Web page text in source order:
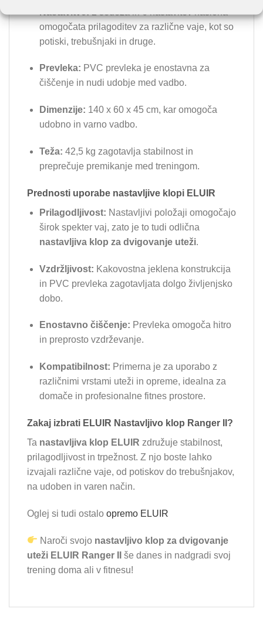
Nastavitve: 2 sedeža in 6 nastavitev naslona
omogočata prilagoditev za različne vaje, kot so
potiski, trebušnjaki in druge.
Prevleka: PVC prevleka je enostavna za
čiščenje in nudi udobje med vadbo.
Dimenzije: 140 x 60 x 45 cm, kar omogoča
udobno in varno vadbo.
Teža: 42,5 kg zagotavlja stabilnost in
preprečuje premikanje med treningom.
Prednosti uporabe nastavljive klopi ELUIR
Prilagodljivost: Nastavljivi položaji omogočajo
širok spekter vaj, zato je to tudi odlična
nastavljiva klop za dvigovanje uteži.
Vzdržljivost: Kakovostna jeklena konstrukcija
in PVC prevleka zagotavljata dolgo življenjsko
dobo.
Enostavno čiščenje: Prevleka omogoča hitro
in preprosto vzdrževanje.
Kompatibilnost: Primerna je za uporabo z
različnimi vrstami uteži in opreme, idealna za
domače in profesionalne fitnes prostore.
Zakaj izbrati ELUIR Nastavljivo klop Ranger II?
Ta nastavljiva klop ELUIR združuje stabilnost,
prilagodljivost in trpežnost. Z njo boste lahko
izvajali različne vaje, od potiskov do trebušnjakov,
na udoben in varen način.
Oglej si tudi ostalo opremo ELUIR
Naroči svojo nastavljivo klop za dvigovanje
uteži ELUIR Ranger II
še danes in nadgradi svoj
trening doma ali v fitnesu!